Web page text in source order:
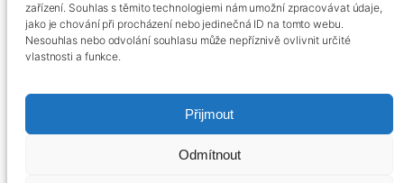
zařízení. Souhlas s těmito technologiemi nám umožní zpracovávat údaje,
jako je chování při procházení nebo jedinečná ID na tomto webu.
Nesouhlas nebo odvolání souhlasu může nepříznivě ovlivnit určité
vlastnosti a funkce.
Přijmout
Odmítnout
Obchodní podmínky
Podmínky ochrany osobních údajů